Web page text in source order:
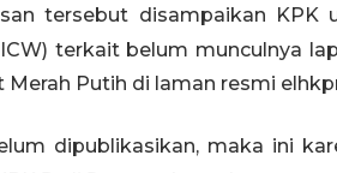
tersebut disampaikan KPK
terkait belum munculnya
Merah Putih di laman resmi
dipublikasikan, maka ini